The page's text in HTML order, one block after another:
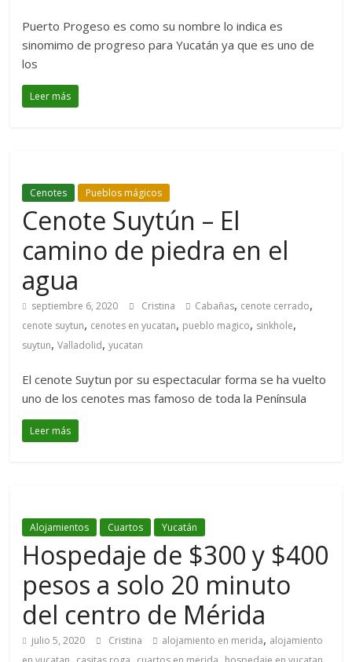
Puerto Progeso es como su nombre lo indica es
sinomimo de progreso para Yucatán ya que es uno de
los
Leer más
Cenotes Pueblos mágicos
Cenote Suytún – El
camino de piedra en el
agua
septiembre 6, 2020 Cristina Cabañas, cenote cerrado,
cenote suytun, cenotes en yucatan, pueblo magico, sinkhole,
suytun,Valladolid,yucatan
El cenote Suytun por su espectacular forma se ha vuelto
uno de los cenotes mas famoso de toda la Península
Leer más
Alojamientos Cuartos Yucatán
Hospedaje de $300 y $400
pesos a solo 20 minuto
del centro de Mérida
julio 5, 2020 Cristina alojamiento en merida, alojamiento